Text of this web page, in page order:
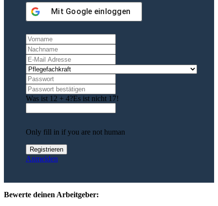
Mit Google einloggen
Was ist 12 + 4?Es ist nicht 17!
Only fill in if you are not human
Anmelden
Bewerte deinen Arbeitgeber: